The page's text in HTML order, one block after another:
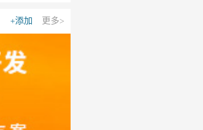
更多>
+添加